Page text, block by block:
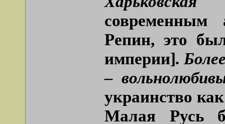
современным
Репин, это
империи].
–
украинство
Малая Русь